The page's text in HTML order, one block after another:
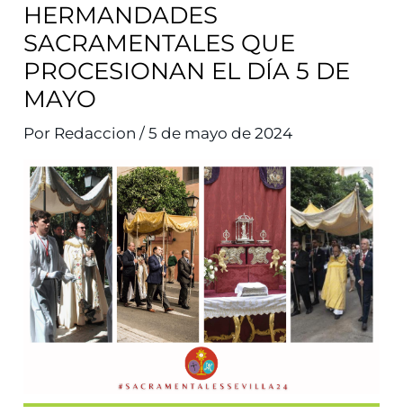
HERMANDADES
SACRAMENTALES QUE
PROCESIONAN EL DÍA 5 DE
MAYO
Por Redaccion/5 de mayo de 2024